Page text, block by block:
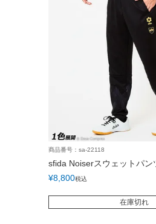
商品番号：sa-22118
sfida Noiserスウェットパン
¥8,800税込
在庫切れ